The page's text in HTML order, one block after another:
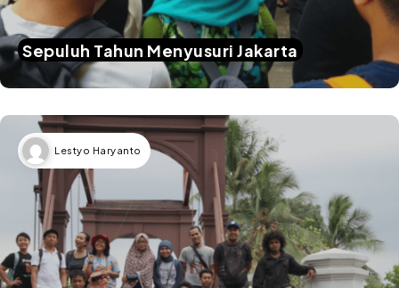
Sepuluh Tahun Menyusuri Jakarta
Lestyo Haryanto